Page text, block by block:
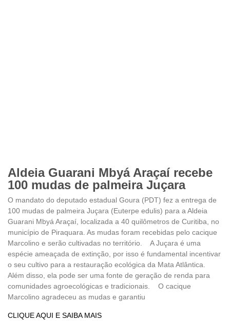
Aldeia Guarani Mbyá Araçaí recebe
100 mudas de palmeira Juçara
O mandato do deputado estadual Goura (PDT) fez a entrega de
100 mudas de palmeira Juçara (Euterpe edulis) para a Aldeia
Guarani Mbyá Araçaí, localizada a 40 quilômetros de Curitiba, no
município de Piraquara. As mudas foram recebidas pelo cacique
Marcolino e serão cultivadas no território. A Juçara é uma
espécie ameaçada de extinção, por isso é fundamental incentivar
o seu cultivo para a restauração ecológica da Mata Atlântica.
Além disso, ela pode ser uma fonte de geração de renda para
comunidades agroecológicas e tradicionais. O cacique
Marcolino agradeceu as mudas e garantiu
CLIQUE AQUI E SAIBA MAIS